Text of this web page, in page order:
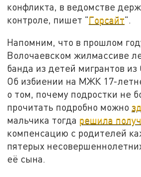
конфликта, в ведомстве
контроле, пишет "Горсайт".
Напомним, что в прошлом
Волочаевском жилмассиве
банда из детей мигрантов
Об избиении на МЖК 17-
о том, почему подростки не
прочитать подробно можно
мальчика тогда решила
компенсацию с родителей
пятерых
её сына.